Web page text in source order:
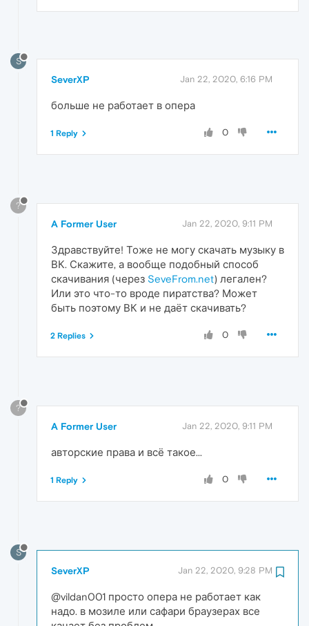
S
SeverXP Jan 22, 2020, 6:16 PM
больше не работает в опера
0
1 Reply
?
A Former User Jan 22, 2020, 9:11 PM
Здравствуйте! Тоже не могу скачать музыку в
ВК. Скажите, а вообще подобный способ
скачивания (через SeveFrom.net) легален?
Или это что-то вроде пиратства? Может
быть поэтому ВК и не даёт скачивать?
0
2 Replies
?
A Former User Jan 22, 2020, 9:11 PM
авторские права и всё такое...
0
1 Reply
S
SeverXP Jan 22, 2020, 9:28 PM
@vildan001 просто опера не работает как
надо. в мозиле или сафари браузерах все